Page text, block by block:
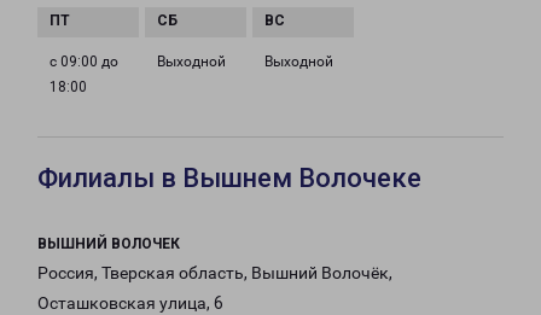
с 09:00 до
18:00
Выходной Выходной
Филиалы в Вышнем Волочеке
ВЫШНИЙ ВОЛОЧЕК
Россия, Тверская область, Вышний Волочёк,
Осташковская улица, 6